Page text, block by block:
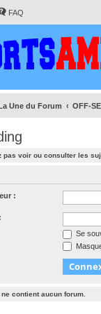
FAQ
Une du Forum OFF-
pas voir ou consulter les
:
Se
contient aucun forum.